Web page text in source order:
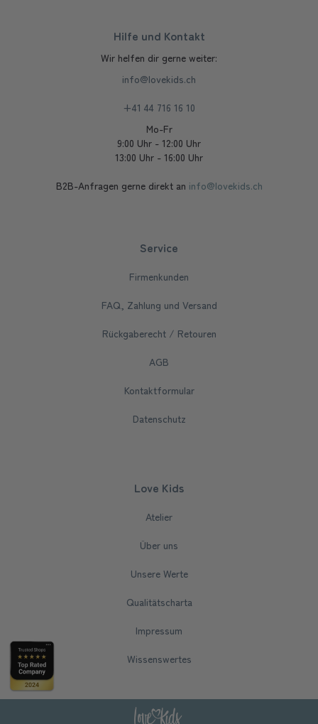
Hilfe und Kontakt
Wir helfen dir gerne weiter:
info@lovekids.ch
+41 44 716 16 10
Mo-Fr
9:00 Uhr - 12:00 Uhr
13:00 Uhr - 16:00 Uhr
B2B-Anfragen gerne direkt an info@lovekids.ch
Service
Firmenkunden
FAQ, Zahlung und Versand
Rückgaberecht / Retouren
AGB
Kontaktformular
Datenschutz
Love Kids
Atelier
Über uns
Unsere Werte
Qualitätscharta
Impressum
Wissenswertes